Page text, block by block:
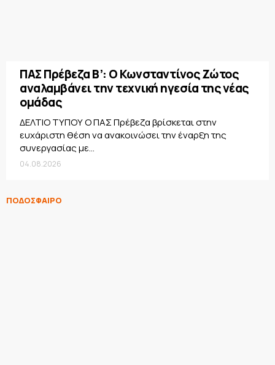
ΠΑΣ Πρέβεζα Β’: Ο Κωνσταντίνος Ζώτος
αναλαμβάνει την τεχνική ηγεσία της νέας
ομάδας
ΔΕΛΤΙΟ ΤΥΠΟΥ Ο ΠΑΣ Πρέβεζα βρίσκεται στην
ευχάριστη θέση να ανακοινώσει την έναρξη της
συνεργασίας με...
04.08.2026
ΠΟΔΟΣΦΑΙΡΟ